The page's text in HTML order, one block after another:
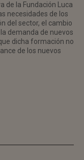
de la Fundación Luca
necesidades de los
del sector, el cambio
demanda de nuevos
dicha formación no
de los nuevos